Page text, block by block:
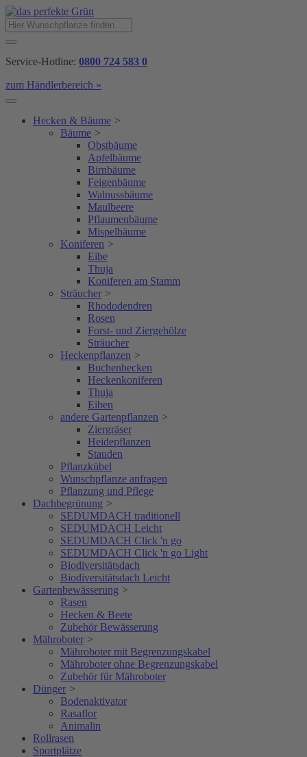
Service-Hotline: 0800 724 583 0
zum Händlerbereich »
Hecken & Bäume >
Bäume >
Obstbäume
Apfelbäume
Birnbäume
Feigenbäume
Walnussbäume
Maulbeere
Pflaumenbäume
Mispelbäume
Koniferen >
Eibe
Thuja
Koniferen am Stamm
Sträucher >
Rhododendren
Rosen
Forst- und Ziergehölze
Sträucher
Heckenpflanzen >
Buchenhecken
Heckenkoniferen
Thuja
Eiben
andere Gartenpflanzen >
Ziergräser
Heidepflanzen
Stauden
Pflanzkübel
Wunschpflanze anfragen
Pflanzung und Pflege
Dachbegrünung >
SEDUMDACH traditionell
SEDUMDACH Leicht
SEDUMDACH Click 'n go
SEDUMDACH Click 'n go Light
Biodiversitätsdach
Biodiversitätsdach Leicht
Gartenbewässerung >
Rasen
Hecken & Beete
Zubehör Bewässerung
Mähroboter >
Mähroboter mit Begrenzungskabel
Mähroboter ohne Begrenzungskabel
Zubehör für Mähroboter
Dünger >
Bodenaktivator
Rasaflor
Animalin
Rollrasen
Sportplätze